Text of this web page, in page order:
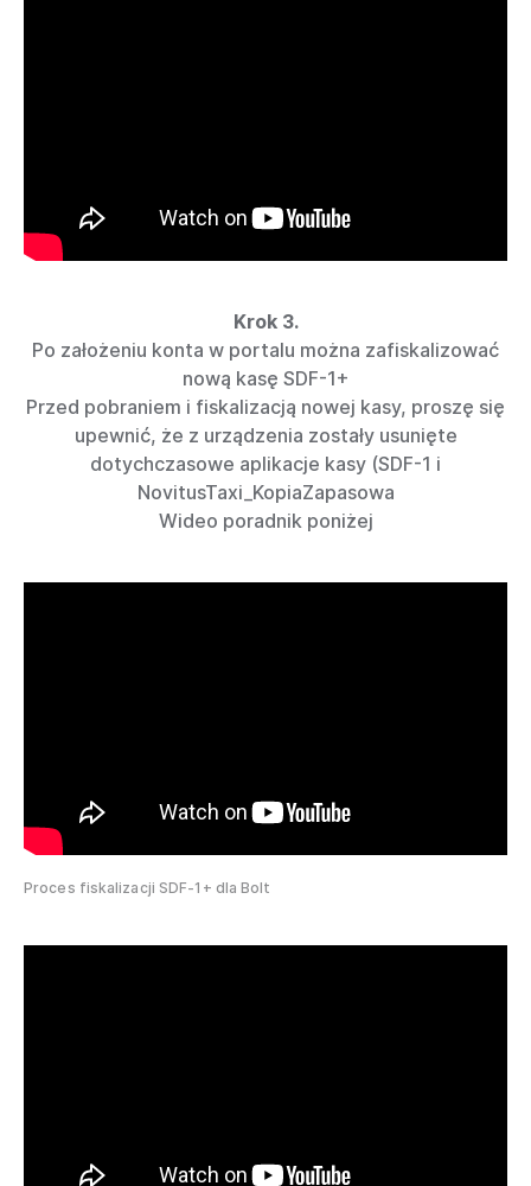
Krok 3.
Po założeniu konta w portalu można zafiskalizować
nową kasę SDF-1+
Przed pobraniem i fiskalizacją nowej kasy, proszę się
upewnić, że z urządzenia zostały usunięte
dotychczasowe aplikacje kasy (SDF-1 i
NovitusTaxi_KopiaZapasowa
Wideo poradnik poniżej
Proces fiskalizacji SDF-1+ dla Bolt